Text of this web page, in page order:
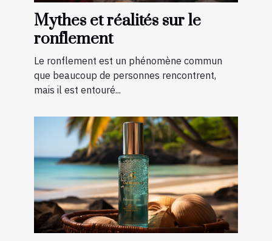
Mythes et réalités sur le
ronflement
Le ronflement est un phénomène commun
que beaucoup de personnes rencontrent,
mais il est entouré...